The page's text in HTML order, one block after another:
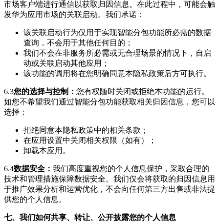
市场客户端进行通信以获取归因信息。在此过程中，可能会触
发华为应用市场的关联启动。我们承诺：
该关联启动行为仅用于实现智能分包功能所必需的数据
查询，不会用于其他任何目的；
我们不会在非服务所必需或无合理场景的情况下，自启
动或关联启动其他应用；
该功能的调用将在您明确同意本隐私政策后方可执行。
6.3您的选择与控制： 您有权随时关闭或拒绝本功能的运行。
如您不希望我们通过智能分包功能获取相关归因信息，您可以
选择：
拒绝同意本隐私政策中的相关条款；
在应用设置中关闭相关权限（如有）；
卸载本应用。
6.4数据安全： 我们高度重视您的个人信息保护，采取合理的
技术和管理措施保障数据安全。我们仅会将获取的归因信息用
于推广效果分析和运营优化，不会向任何第三方出售或非法提
供您的个人信息。
七、我们如何共享、转让、公开披露您的个人信息